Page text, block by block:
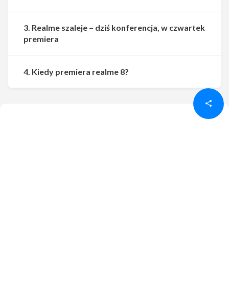
Udostępnij
3. Realme szaleje – dziś konferencja, w czwartek
premiera
4. Kiedy premiera realme 8?